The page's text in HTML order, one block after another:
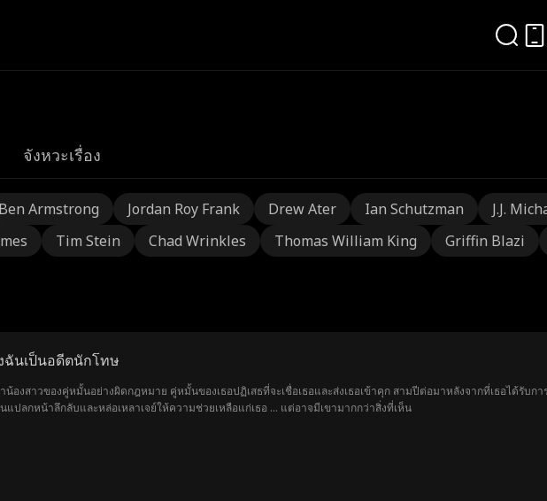
จังหวะเรื่อง
Ben Armstrong Jordan Roy Frank Drew Ater Ian Schutzman J.J.
Tim Stein Chad Wrinkles Thomas William King Griffin Blazi
ฉันเป็นอดีตนักโทษ
องสาวของคู่หมั้นอย่างผิดกฎหมาย คู่หมั้นของเธอปฏิเสธที่จะเชื่อเธอและส่งเธอเข้าคุก สามปีต่อมาหลังจากที่เธอได้รับก
นแปลกหน้าลึกลับและหล่อเหลาเจย์ให้ความช่วยเหลือแก่เธอ ... แต่อาจมีเขามากกว่าสิ่งที่เห็น